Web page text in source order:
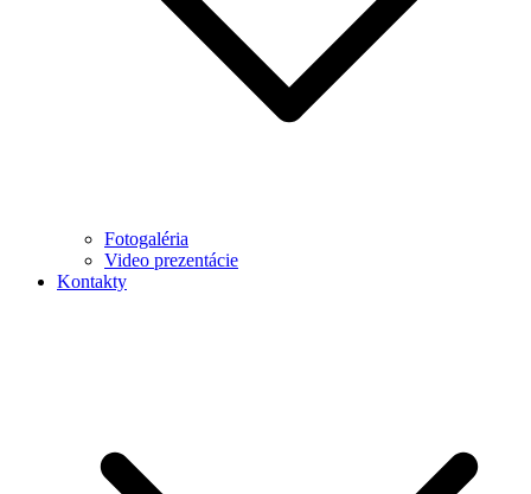
Fotogaléria
Video prezentácie
Kontakty